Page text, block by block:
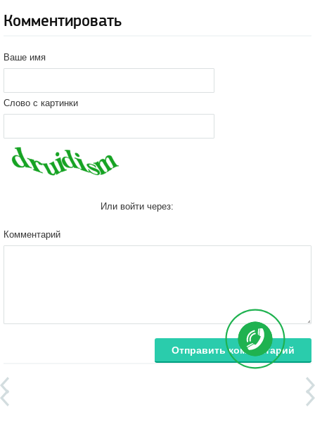
Комментировать
Ваше имя
Слово с картинки
Или войти через:
Комментарий
Отправить комментарий